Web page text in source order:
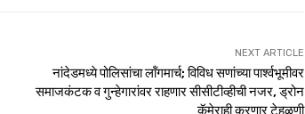
NEXT ARTICLE
नांदेडमध्ये पोलिसांचा लॉंगमार्च; विविध सणांच्या पार्श्वभूमीवर
समाजकंटक व गुन्हेगारांवर राहणार सीसीटीव्हीची नजर, ड्रोन
कॅमेराही करणार टेहळणी